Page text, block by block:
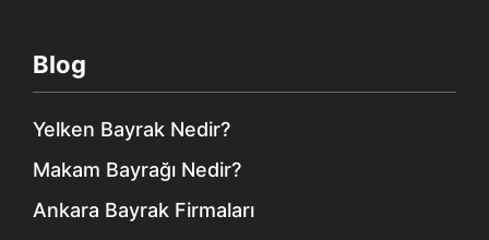
Blog
Yelken Bayrak Nedir?
Makam Bayrağı Nedir?
Ankara Bayrak Firmaları